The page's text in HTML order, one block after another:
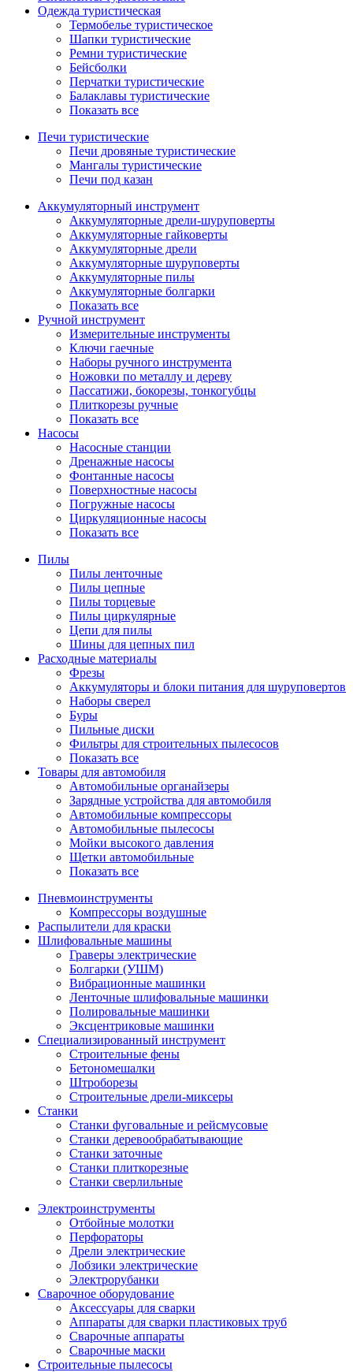
Одежда туристическая
Термобелье туристическое
Шапки туристические
Ремни туристические
Бейсболки
Перчатки туристические
Балаклавы туристические
Показать все
Печи туристические
Печи дровяные туристические
Мангалы туристические
Печи под казан
Аккумуляторный инструмент
Аккумуляторные дрели-шуруповерты
Аккумуляторные гайковерты
Аккумуляторные дрели
Аккумуляторные шуруповерты
Аккумуляторные пилы
Аккумуляторные болгарки
Показать все
Ручной инструмент
Измерительные инструменты
Ключи гаечные
Наборы ручного инструмента
Ножовки по металлу и дереву
Пассатижи, бокорезы, тонкогубцы
Плиткорезы ручные
Показать все
Насосы
Насосные станции
Дренажные насосы
Фонтанные насосы
Поверхностные насосы
Погружные насосы
Циркуляционные насосы
Показать все
Пилы
Пилы ленточные
Пилы цепные
Пилы торцевые
Пилы циркулярные
Цепи для пилы
Шины для цепных пил
Расходные материалы
Фрезы
Аккумуляторы и блоки питания для шуруповертов
Наборы сверел
Буры
Пильные диски
Фильтры для строительных пылесосов
Показать все
Товары для автомобиля
Автомобильные органайзеры
Зарядные устройства для автомобиля
Автомобильные компрессоры
Автомобильные пылесосы
Мойки высокого давления
Щетки автомобильные
Показать все
Пневмоинструменты
Компрессоры воздушные
Распылители для краски
Шлифовальные машины
Граверы электрические
Болгарки (УШМ)
Вибрационные машинки
Ленточные шлифовальные машинки
Полировальные машинки
Эксцентриковые машинки
Специализированный инструмент
Строительные фены
Бетономешалки
Штроборезы
Строительные дрели-миксеры
Станки
Станки фуговальные и рейсмусовые
Станки деревообрабатывающие
Станки заточные
Станки плиткорезные
Станки сверлильные
Электроинструменты
Отбойные молотки
Перфораторы
Дрели электрические
Лобзики электрические
Электрорубанки
Сварочное оборудование
Аксессуары для сварки
Аппараты для сварки пластиковых труб
Сварочные аппараты
Сварочные маски
Строительные пылесосы